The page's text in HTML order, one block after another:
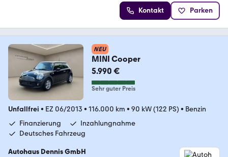
Kontakt Parken
NEU
MINI Cooper
5.990 €
Sehr guter Preis
Unfallfrei • EZ 06/2013 • 116.000 km • 90 kW (122 PS) • Benzin
Finanzierung
Inzahlungnahme
Deutsches Fahrzeug
Autohaus Dennis GmbH